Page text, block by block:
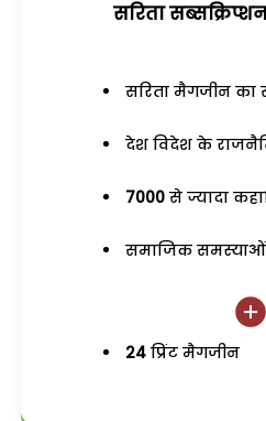
सरिता
सरिता मैगजीन का
देश विदेश के
7000 से ज्यादा
समाजिक
24 प्रिंट मैगजीन